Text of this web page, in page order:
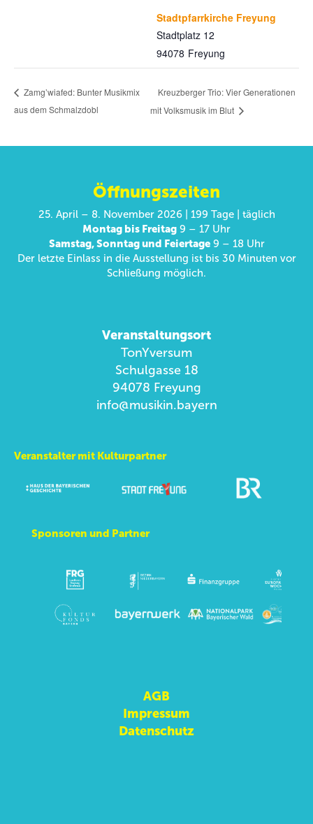
Stadtpfarrkirche Freyung
Stadtplatz 12
Freyung
94078
Zamg’wiafed: Bunter Musikmix
aus dem Schmalzdobl
Kreuzberger Trio: Vier Generationen
mit Volksmusik im Blut
Öffnungszeiten
25. April – 8. November 2026 | 199 Tage | täglich
Montag bis Freitag 9 – 17 Uhr
Samstag, Sonntag und Feiertage9 – 18 Uhr
Der letzte Einlass in die Ausstellung ist bis 30 Minuten vor
Schließung möglich.
Veranstaltungsort
TonYversum
Schulgasse 18
94078 Freyung
info@musikin.bayern
Veranstalter mit Kulturpartner
Sponsoren und Partner
AGB
Impressum
Datenschutz